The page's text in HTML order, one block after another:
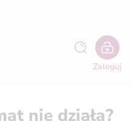
Zaloguj
nie działa?